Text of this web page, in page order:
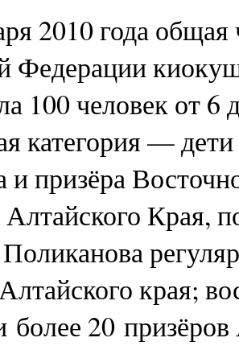
2010 года
Федерации
100 человек от 6
категория —
и призёра
Края,
края;
20 призёров